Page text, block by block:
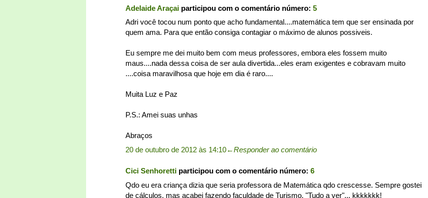
Adelaide Araçai participou com o comentário número: 5
Adri você tocou num ponto que acho fundamental....matemática tem que ser ensinada por
quem ama. Para que então consiga contagiar o máximo de alunos possiveis.
Eu sempre me dei muito bem com meus professores, embora eles fossem muito
maus....nada dessa coisa de ser aula divertida...eles eram exigentes e cobravam muito
....coisa maravilhosa que hoje em dia é raro....
Muita Luz e Paz
P.S.: Amei suas unhas
Abraços
20 de outubro de 2012 às 14:10←Responder ao comentário
Cici Senhoretti participou com o comentário número: 6
Qdo eu era criança dizia que seria professora de Matemática qdo crescesse. Sempre gostei
de cálculos, mas acabei fazendo faculdade de Turismo. "Tudo a ver"... kkkkkkk!